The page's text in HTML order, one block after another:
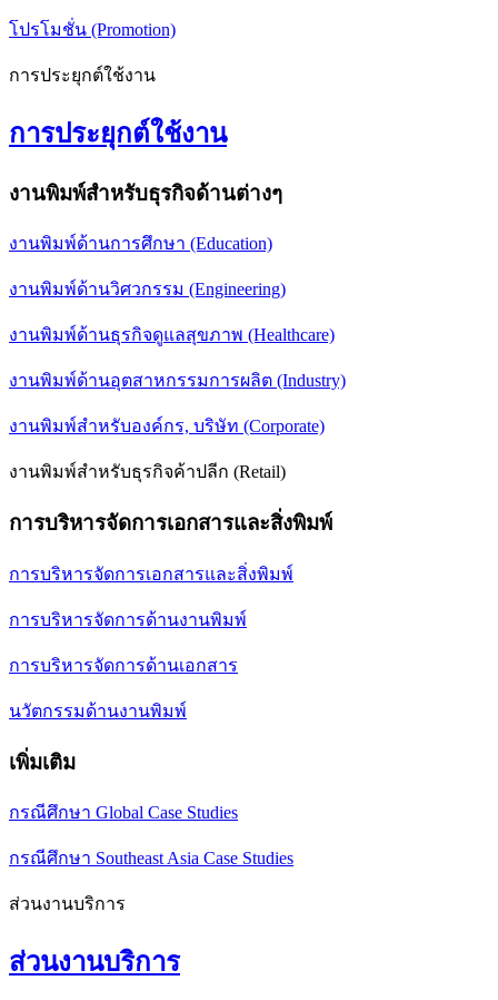
โปรโมชั่น (Promotion)
การประยุกต์ใช้งาน
การประยุกต์ใช้งาน
งานพิมพ์สำหรับธุรกิจด้านต่างๆ
งานพิมพ์ด้านการศึกษา (Education)
งานพิมพ์ด้านวิศวกรรม (Engineering)
งานพิมพ์ด้านธุรกิจดูแลสุขภาพ (Healthcare)
งานพิมพ์ด้านอุตสาหกรรมการผลิต (Industry)
งานพิมพ์สำหรับองค์กร, บริษัท (Corporate)
งานพิมพ์สำหรับธุรกิจค้าปลีก (Retail)
การบริหารจัดการเอกสารและสิ่งพิมพ์
การบริหารจัดการเอกสารและสิ่งพิมพ์
การบริหารจัดการด้านงานพิมพ์
การบริหารจัดการด้านเอกสาร
นวัตกรรมด้านงานพิมพ์
เพิ่มเติม
กรณีศึกษา Global Case Studies
กรณีศึกษา Southeast Asia Case Studies
ส่วนงานบริการ
ส่วนงานบริการ